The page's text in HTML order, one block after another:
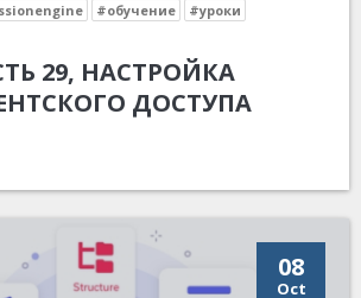
#обучение #уроки
29, НАСТРОЙКА
ДОСТУПА
08
Oct